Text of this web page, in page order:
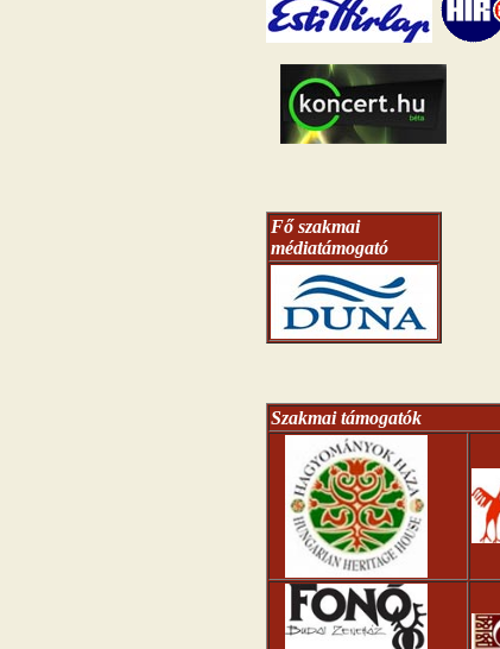
Fő szakmai
médiatámogató
Szakmai támogatók